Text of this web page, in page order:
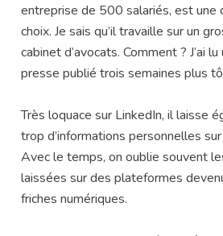
entreprise de 500 salariés, est une
choix. Je sais qu’il travaille sur un
cabinet d’avocats. Comment ? J’ai
presse publié trois semaines plus
Très loquace sur LinkedIn, il laisse
trop d’informations personnelles
Avec le temps, on oublie souvent
laissées sur des plateformes
friches numériques.